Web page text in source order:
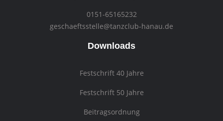
0151-65165232
geschaeftsstelle@tanzclub-hanau.de
Downloads
Festschrift 40 Jahre
Festschrift 50 Jahre
Beitragsordnung